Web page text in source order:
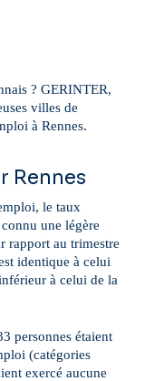
? GERINTER,
villes de
à Rennes.
Rennes
le taux
une légère
rapport au trimestre
identique à celui
à celui de la
personnes étaient
(catégories
exercé aucune